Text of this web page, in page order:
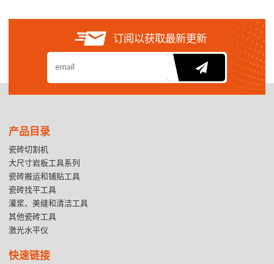
订阅以获取最新更新
产品目录
瓷砖切割机
大尺寸岩板工具系列
瓷砖搬运和铺贴工具
瓷砖找平工具
灌浆、美缝和清洁工具
其他瓷砖工具
激光水平仪
快速链接